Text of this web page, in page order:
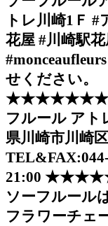
トレ川崎1Ｆ
花屋 #川崎駅
せください。
フルール アト
県川崎市川崎
21:00
ソーフルール
フラワーチェ